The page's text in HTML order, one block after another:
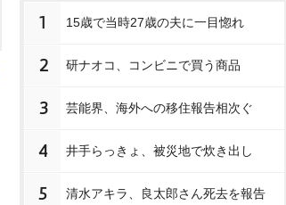
1 15歳で当時27歳の夫に一目惚れ
2 研ナオコ、コンビニで買う商品
3 芸能界、海外への移住報告相次ぐ
4 井手らっきょ、被災地で炊き出し
5 清水アキラ、良太郎さん死去を報告